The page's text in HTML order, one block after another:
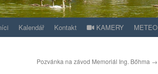
Kalendář Kontakt KAMERY METEO
Pozvánka na závod Memoriál Ing. Bőhma →